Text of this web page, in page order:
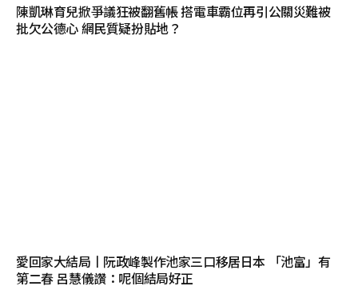
陳凱琳育兒掀爭議狂被翻舊帳 搭電車霸位再引公關災難被
批欠公德心 網民質疑扮貼地？
愛回家大結局丨阮政峰製作池家三口移居日本 「池富」有
第二春 呂慧儀讚：呢個結局好正